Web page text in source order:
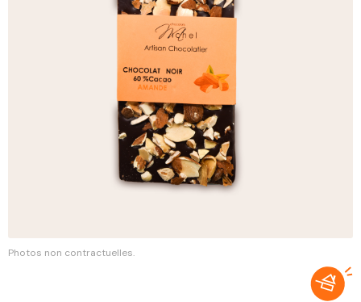
Photos non contractuelles.